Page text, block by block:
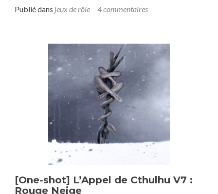
plus
Ten
Candles:
pic
noir
Publié dans jeux de rôle 4 commentaires
[One-shot] L’Appel de Cthulhu V7 :
Rouge Neige